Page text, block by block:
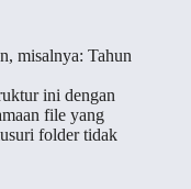
misalnya: Tahun
ini dengan
file yang
folder tidak